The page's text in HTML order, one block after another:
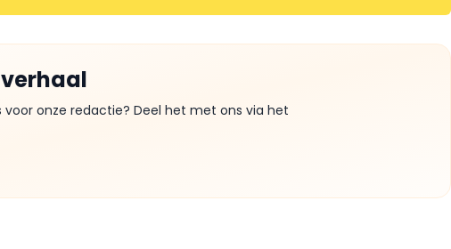
voor onze redactie? Deel het met ons via het